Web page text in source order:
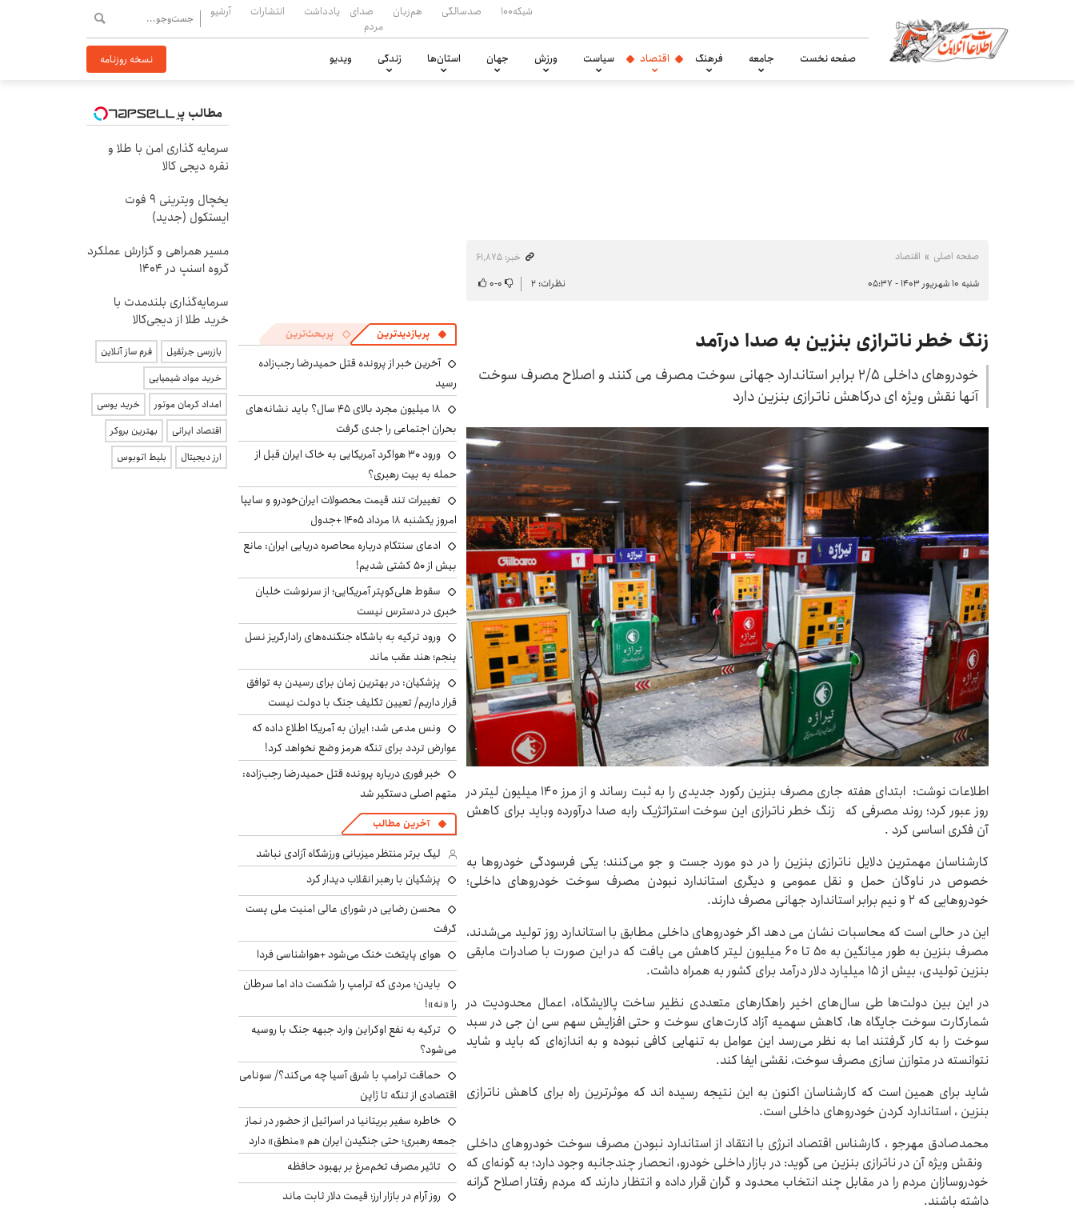
شبکه۱۰۰ صدسالگی هم‌زبان
صدای
مردم
یادداشت انتشارات آرشیو
صفحه نخست جامعه فرهنگ اقتصاد سیاست ورزش جهان استان‌ها زندگی ویدیو نسخه روزنامه
صفحه اصلی اقتصاد
خبر: ۶۱٬۸۷۵
شنبه ۱۰ شهریور ۱۴۰۳ - ۰۵:۳۷
نظرات: ۲ ۰-۰
زنگ خطر ناترازی بنزین به صدا درآمد
خودروهای داخلی ۲/۵ برابر استاندارد جهانی سوخت مصرف می کنند و اصلاح مصرف سوخت
آنها نقش ویژه ای درکاهش ناترازی بنزین دارد
اطلاعات نوشت: ابتدای هفته جاری مصرف بنزین رکورد جدیدی را به ثبت رساند و از مرز ۱۴۰ میلیون لیتر در
روز عبور کرد؛ روند مصرفی که زنگ خطر ناترازی این سوخت استراتژیک رابه صدا درآورده وباید برای کاهش
آن فکری اساسی کرد .
کارشناسان مهمترین دلایل ناترازی بنزین را در دو مورد جست و جو می‌کنند؛ یکی فرسودگی خودروها به
خصوص در ناوگان حمل و نقل عمومی و دیگری استاندارد نبودن مصرف سوخت خودروهای داخلی؛
خودروهایی که ۲ و نیم برابر استاندارد جهانی مصرف دارند.
این در حالی است که محاسبات نشان می دهد اگر خودروهای داخلی مطابق با استاندارد روز تولید می‌شدند،
مصرف بنزین به طور میانگین به ۵۰ تا ۶۰ میلیون لیتر کاهش می یافت که در این صورت با صادرات مابقی
بنزین تولیدی، بیش از ۱۵ میلیارد دلار درآمد برای کشور به همراه داشت.
در این بین دولت‌ها طی سال‌های اخیر راهکارهای متعددی نظیر ساخت پالایشگاه، اعمال محدودیت در
شمارکارت سوخت جایگاه ها، کاهش سهمیه آزاد کارت‌های سوخت و حتی افزایش سهم سی ان جی در سبد
سوخت را به کار گرفتند اما به نظر می‌رسد این عوامل به تنهایی کافی نبوده و به اندازه‌ای که باید و شاید
نتوانسته در متوازن سازی مصرف سوخت، نقشی ایفا کند.
شاید برای همین است که کارشناسان اکنون به این نتیجه رسیده اند که موثرترین راه برای کاهش ناترازی
بنزین ، استاندارد کردن خودروهای داخلی است.
محمدصادق مهرجو ، کارشناس اقتصاد انرژی با انتقاد از استاندارد نبودن مصرف سوخت خودروهای داخلی
ونقش ویژه آن در ناترازی بنزین می گوید: در بازار داخلی خودرو، انحصار چندجانبه وجود دارد؛ به گونه‌ای که
خودروسازان مردم را در مقابل چند انتخاب محدود و گران قرار داده و انتظار دارند که مردم رفتار اصلاح گرانه
داشته باشند.
پربازدیدترین پربحث‌ترین
آخرین خبر از پرونده قتل حمیدرضا رجب‌زاده
رسید
۱۸ میلیون مجرد بالای ۴۵ سال؟ باید نشانه‌های
بحران اجتماعی را جدی گرفت
ورود ۳۰ هواگرد آمریکایی به خاک ایران قبل از
حمله به بیت رهبری؟
تغییرات تند قیمت محصولات ایران‌خودرو و سایپا
امروز یکشنبه ۱۸ مرداد ۱۴۰۵ +جدول
ادعای سنتکام درباره محاصره دریایی ایران: مانع
بیش از ۵۰ کشتی شدیم!
سقوط هلی‌کوپتر آمریکایی؛ از سرنوشت خلبان
خبری در دسترس نیست
ورود ترکیه به باشگاه جنگنده‌های رادارگریز نسل
پنجم؛ هند عقب ماند
پزشکیان‌: در بهترین زمان برای رسیدن به توافق
قرار داریم/ تعیین تکلیف جنگ با دولت نیست
ونس مدعی شد: ایران به آمریکا اطلاع داده که
عوارض تردد برای تنگه هرمز وضع نخواهد کرد!
خبر فوری درباره پرونده قتل حمیدرضا رجب‌زاده:
متهم اصلی دستگیر شد
آخرین مطالب
لیگ برتر منتظر میزبانی ورزشگاه آزادی نباشد
پزشکیان با رهبر انقلاب دیدار کرد
محسن رضایی در شورای عالی امنیت ملی پست
گرفت
هوای پایتخت خنک می‌شود +هواشناسی فردا
بایدن؛ مردی که ترامپ را شکست داد اما سرطان
را «نه»!
ترکیه به نفع اوکراین وارد جبهه جنگ با روسیه
می‌شود؟
حماقت ترامپ با شرق آسیا چه می‌کند؟/ سونامی
اقتصادی از تنگه تا ژاپن
خاطره سفیر بریتانیا در اسرائیل از حضور در نماز
جمعه رهبری؛ حتی جنگیدن ایران هم «منطق» دارد
تاثیر مصرف تخم‌مرغ بر بهبود حافظه
روز آرام در بازار ارز؛ قیمت دلار ثابت ماند
مطالب پیشنهادی
سرمایه گذاری امن با طلا و
نقره دیجی کالا
یخچال ویترینی 9 فوت
ایستکول (جدید)
مسیر همراهی و گزارش عملکرد
گروه اسنپ در ۱۴۰۴
سرمایه‌گذاری بلندمدت با
خرید طلا از دیجی‌کالا
بازرسی جرثقیل
فرم ساز آنلاین
خرید مواد شیمیایی
امداد کرمان موتور
خرید یوسی
اقتصاد ایرانی
بهترین بروکر
ارز دیجیتال
بلیط اتوبوس